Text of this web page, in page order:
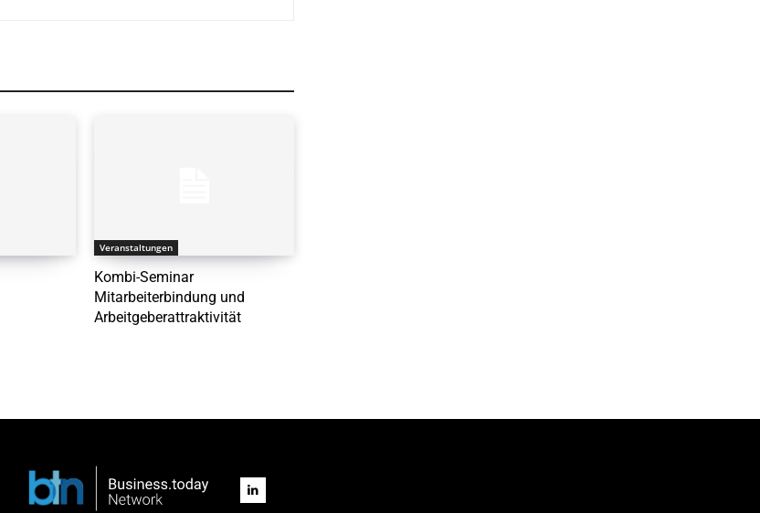
Veranstaltungen
Kombi-Seminar
Mitarbeiterbindung und
Arbeitgeberattraktivität